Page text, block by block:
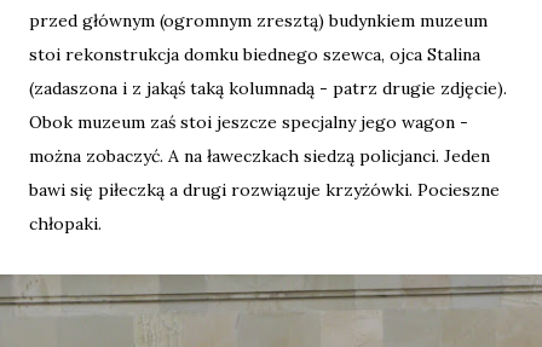
przed głównym (ogromnym zresztą) budynkiem muzeum
stoi rekonstrukcja domku biednego szewca, ojca Stalina
(zadaszona i z jakąś taką kolumnadą - patrz drugie zdjęcie).
Obok muzeum zaś stoi jeszcze specjalny jego wagon -
można zobaczyć. A na ławeczkach siedzą policjanci. Jeden
bawi się piłeczką a drugi rozwiązuje krzyżówki. Pocieszne
chłopaki.